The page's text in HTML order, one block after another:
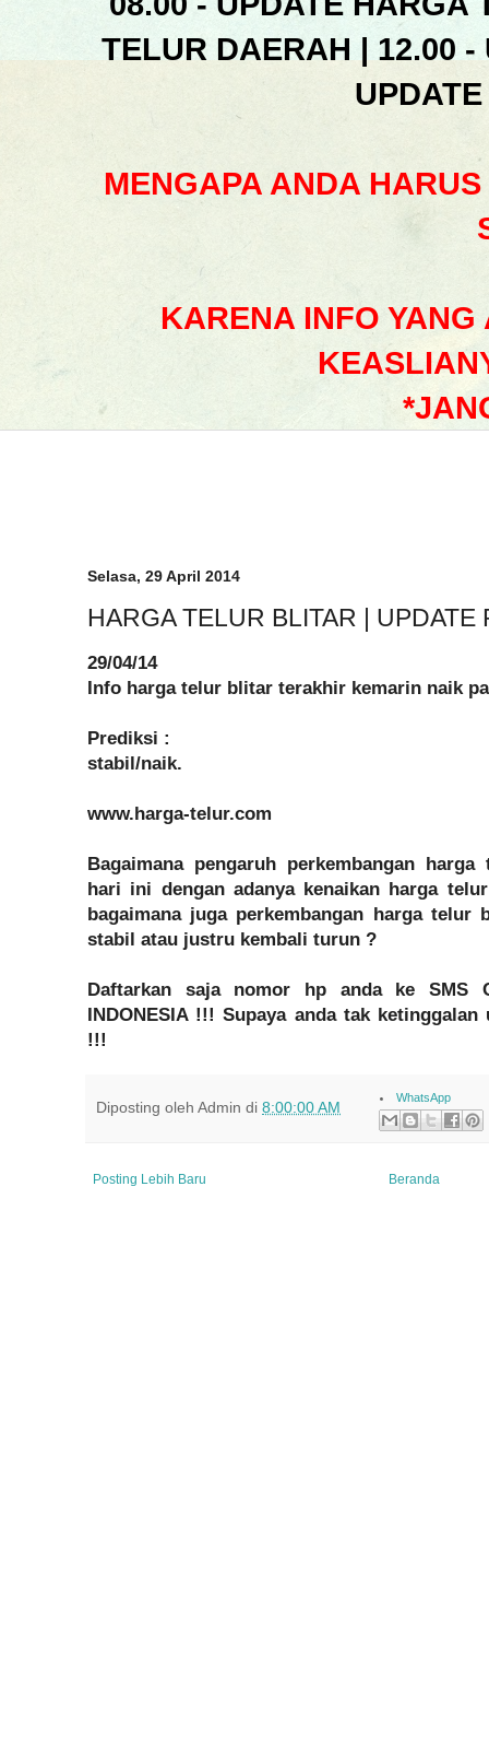
TELUR DAERAH | 12.00
MENGAPA ANDA
KARENA INFO
Selasa, 29 April 2014
HARGA TELUR BLITAR | UPDATE
29/04/14
Info harga telur blitar terakhir kemarin naik
Prediksi :
stabil/naik.
www.harga-telur.com
Bagaimana pengaruh perkembangan
hari ini dengan adanya kenaikan harga
bagaimana juga perkembangan harga
stabil atau justru kembali turun ?
Daftarkan saja nomor hp anda ke SMS
INDONESIA !!! Supaya anda tak
!!!
Diposting oleh Admin di 8:00:00 AM
WhatsApp
Posting Lebih Baru Beranda